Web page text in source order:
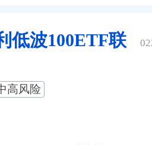
低波100ETF联
高风险